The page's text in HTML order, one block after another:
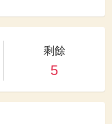
剩餘
5